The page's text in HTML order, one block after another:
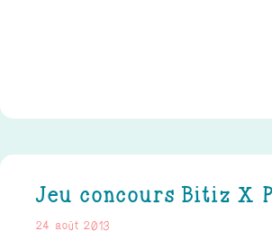
Jeu concours Bitiz X
24 août 2013